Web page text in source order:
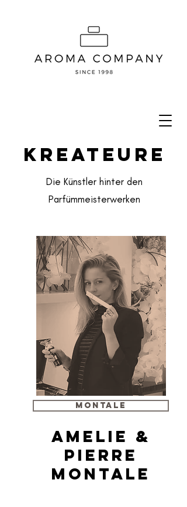
MONTALE
Amelie &
Pierre
Montale
KREATEURE
Die Künstler hinter den
Parfümmeisterwerken